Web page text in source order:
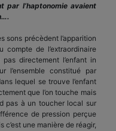
par l’haptonomie avaient
sons précèdent l’apparition
compte de l’extraordinaire
directement l’enfant in
l’ensemble constitué par
lequel se trouve l’enfant
que l’on touche mais
pas à un toucher local sur
de pression perçue
une manière de réagir,